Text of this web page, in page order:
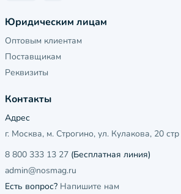
Юридическим лицам
Оптовым клиентам
Поставщикам
Реквизиты
Контакты
Адрес
г. Москва, м. Строгино, ул. Кулакова, 20
8 800 333 13 27 (Бесплатная линия)
admin@nosmag.ru
Есть вопрос? Напишите нам